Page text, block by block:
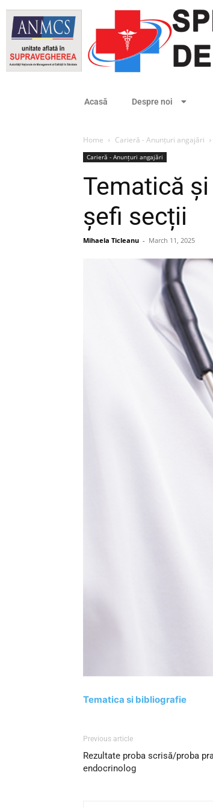
Acasă Despre noi
Home Carieră - Anunțuri angajări
Carieră - Anunțuri angajări
Tematică
șefi secții
Mihaela Ticleanu - March 11, 2025
Tematica si bibliografie
Previous article
Rezultate proba scrisă/proba
endocrinolog